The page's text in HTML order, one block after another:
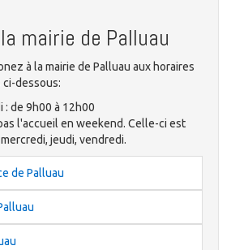
mairie de Palluau
à la mairie de Palluau aux horaires
dessous:
: de 9h00 à 12h00
l'accueil en weekend. Celle-ci est
jeudi, vendredi.
de Palluau